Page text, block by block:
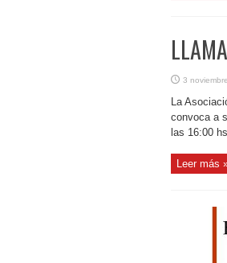
3
La
convoca a
las 16:00
Leer más